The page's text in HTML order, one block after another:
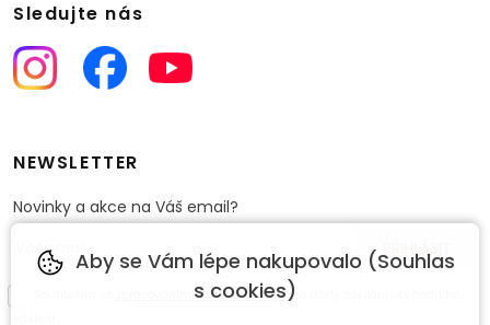
Sledujte nás
NEWSLETTER
Novinky a akce na Váš email?
zpracováním osobních údajůpro účely zasílání obchodního
Aby se Vám lépe nakupovalo (Souhlas
s cookies)